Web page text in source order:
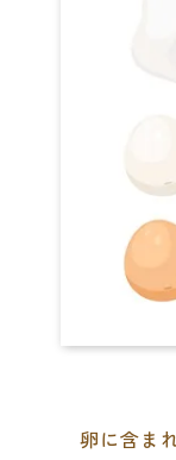
卵に含ま